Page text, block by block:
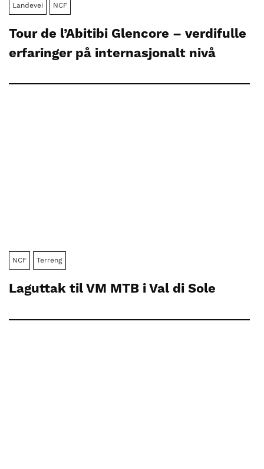
Landevei NCF
Tour de l’Abitibi Glencore – verdifulle
erfaringer på internasjonalt nivå
NCF Terreng
Laguttak til VM MTB i Val di Sole